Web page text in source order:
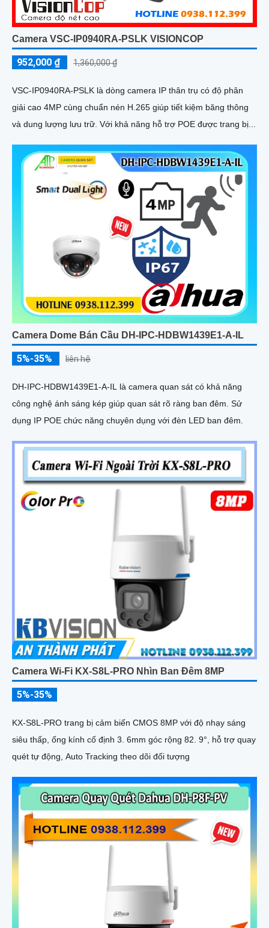
Camera VSC-IP0940RA-PSLK VISIONCOP
952,000 ₫ 1,360,000 ₫
VSC-IP0940RA-PSLK là dòng camera IP thân trụ có độ phân
giải cao 4MP cùng chuẩn nén H.265 giúp tiết kiệm băng thông
và dung lượng lưu trữ. Với khả năng hỗ trợ POE được trang bị...
Camera Dome Bán Cầu DH-IPC-HDBW1439E1-A-IL
5%-35% liên hệ
DH-IPC-HDBW1439E1-A-IL là camera quan sát có khả năng
công nghệ ánh sáng kép giúp quan sát rõ ràng ban đêm. Sử
dụng IP POE chức năng chuyên dụng với đèn LED ban đêm.
Camera Wi-Fi KX-S8L-PRO Nhìn Ban Đêm 8MP
5%-35%
KX-S8L-PRO trang bị cảm biến CMOS 8MP với độ nhạy sáng
siêu thấp, ống kính cố định 3. 6mm góc rộng 82. 9°, hỗ trợ quay
quét tự động, Auto Tracking theo dõi đối tượng